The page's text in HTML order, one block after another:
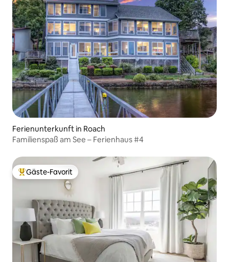
Ferienunterkunft in Roach
Familienspaß am See – Ferienhaus #4
Beliebter Gäste-Favorit.
Gäste-Favorit